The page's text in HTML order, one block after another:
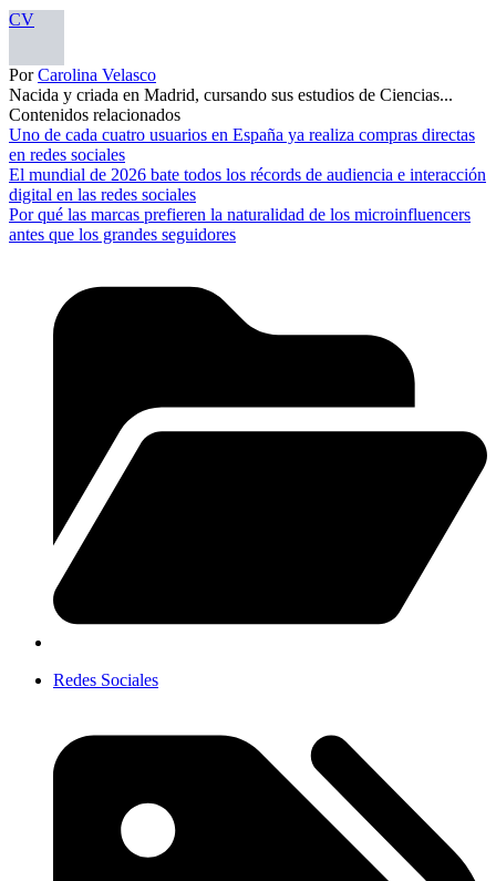
CV
PorCarolina Velasco
Nacida y criada en Madrid, cursando sus estudios de Ciencias...
Contenidos relacionados
Uno de cada cuatro usuarios en España ya realiza compras directas
en redes sociales
El mundial de 2026 bate todos los récords de audiencia e interacción
digital en las redes sociales
Por qué las marcas prefieren la naturalidad de los microinfluencers
antes que los grandes seguidores
Redes Sociales